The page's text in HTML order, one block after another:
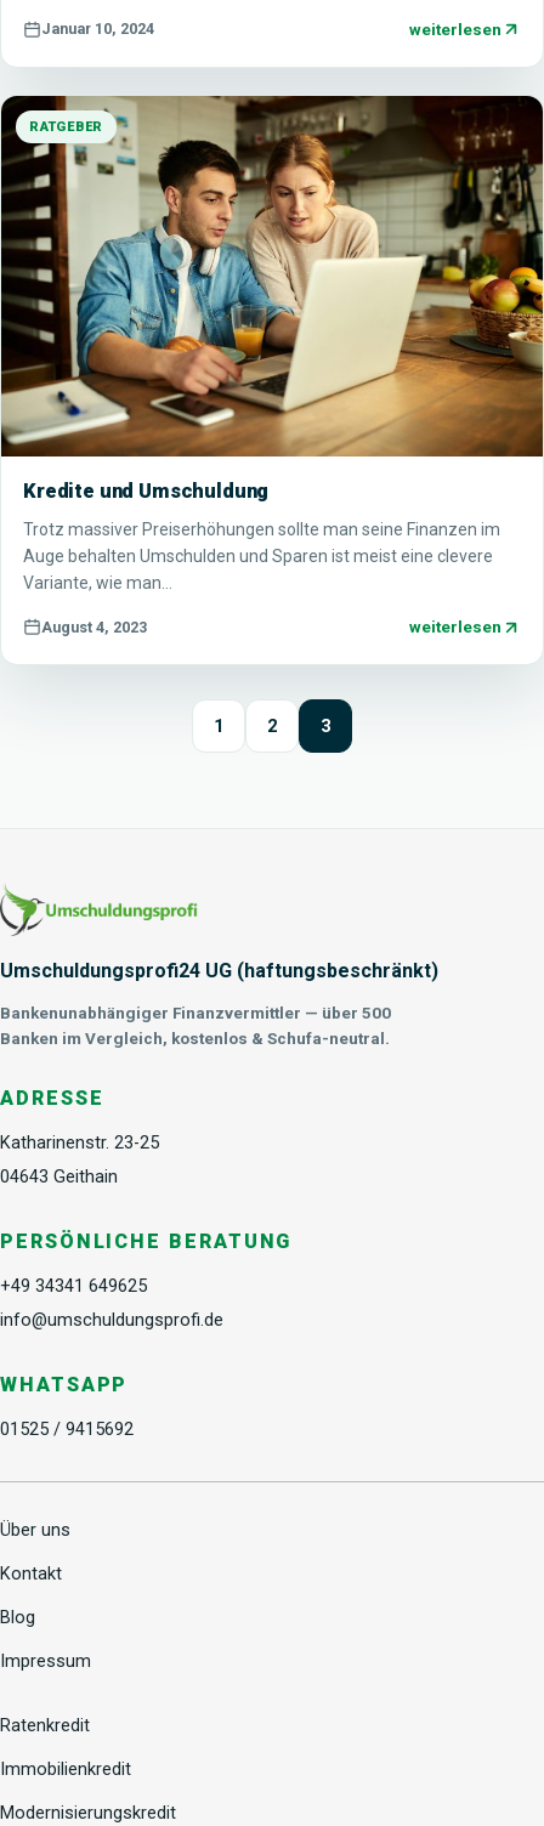
Januar 10, 2024 weiterlesen
RATGEBER
Kredite und Umschuldung
Trotz massiver Preiserhöhungen sollte man seine Finanzen im
Auge behalten Umschulden und Sparen ist meist eine clevere
Variante, wie man…
August 4, 2023 weiterlesen
1 2 3
Umschuldungsprofi24 UG (haftungsbeschränkt)
Bankenunabhängiger Finanzvermittler — über 500
Banken im Vergleich, kostenlos & Schufa-neutral.
ADRESSE
Katharinenstr. 23-25
04643 Geithain
PERSÖNLICHE BERATUNG
+49 34341 649625
info@umschuldungsprofi.de
WHATSAPP
01525 / 9415692
Über uns
Kontakt
Blog
Impressum
Ratenkredit
Immobilienkredit
Modernisierungskredit